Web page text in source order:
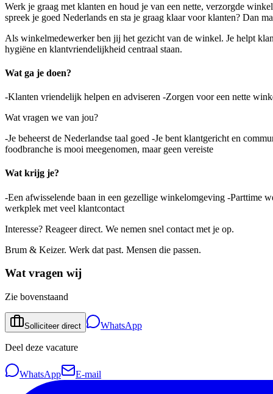
Werk je graag met klanten en houd je van een nette, verzorgde
spreek je goed Nederlands en sta je graag klaar voor klanten? Dan
Als winkelmedewerker ben jij het gezicht van de winkel. Je helpt
hygiëne en klantvriendelijkheid centraal staan.
Wat ga je doen?
-Klanten vriendelijk helpen en adviseren -Zorgen voor een nette
Wat vragen we van jou?
-Je beheerst de Nederlandse taal goed -Je bent klantgericht en
foodbranche is mooi meegenomen, maar geen vereiste
Wat krijg je?
-Een afwisselende baan in een gezellige winkelomgeving -Parttime
werkplek met veel klantcontact
Interesse? Reageer direct. We nemen snel contact met je op.
Brum & Keizer. Werk dat past. Mensen die passen.
Wat vragen wij
Zie bovenstaand
Solliciteer direct WhatsApp
Deel deze vacature
WhatsApp E-mail